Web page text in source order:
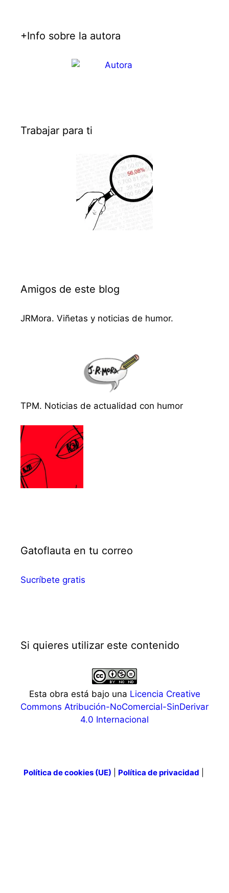
+Info sobre la autora
Trabajar para ti
Amigos de este blog
JRMora. Viñetas y noticias de humor.
TPM. Noticias de actualidad con humor
Gatoflauta en tu correo
Sucríbete gratis
Si quieres utilizar este contenido
Esta obra está bajo una Licencia Creative
Commons Atribución-NoComercial-SinDerivar
4.0 Internacional
Política de cookies (UE) Política de privacidad